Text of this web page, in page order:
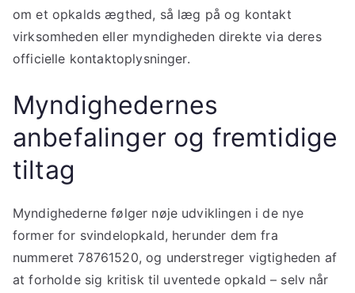
om et opkalds ægthed, så læg på og kontakt
virksomheden eller myndigheden direkte via deres
officielle kontaktoplysninger.
Myndighedernes
anbefalinger og fremtidige
tiltag
Myndighederne følger nøje udviklingen i de nye
former for svindelopkald, herunder dem fra
nummeret 78761520, og understreger vigtigheden af
at forholde sig kritisk til uventede opkald – selv når